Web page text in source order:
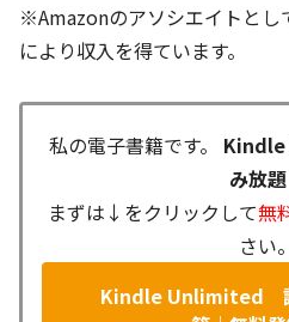
※Amazonのアソシエイトとし
により収入を得ています。
私の電子書籍です。 Kindle
み放題
まずは↓をクリックして無
さい。
Kindle Unlimited